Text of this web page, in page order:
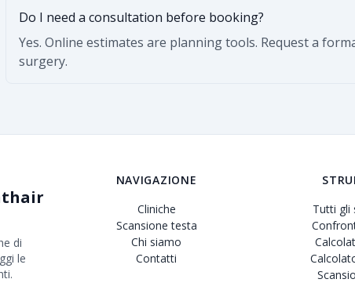
Do I need a consultation before booking?
Yes. Online estimates are planning tools. Request a
surgery.
di
le
NAVIGAZIONE
Cliniche
Scansione testa
Chi siamo
Contatti
Tutti gli